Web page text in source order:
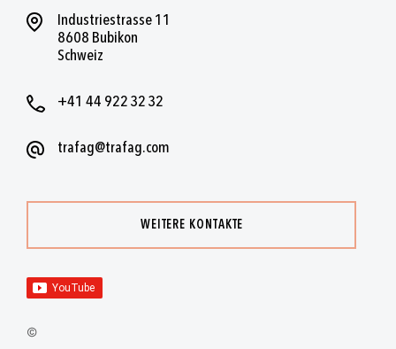
Industriestrasse 11
8608 Bubikon
Schweiz
+41 44 922 32 32
trafag@trafag.com
WEITERE KONTAKTE